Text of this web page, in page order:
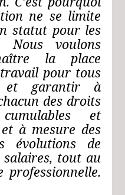
ne se limite
statut pour les
Nous voulons
la place
pour tous
et garantir à
des droits
et
à mesure des
évolutions de
tout au